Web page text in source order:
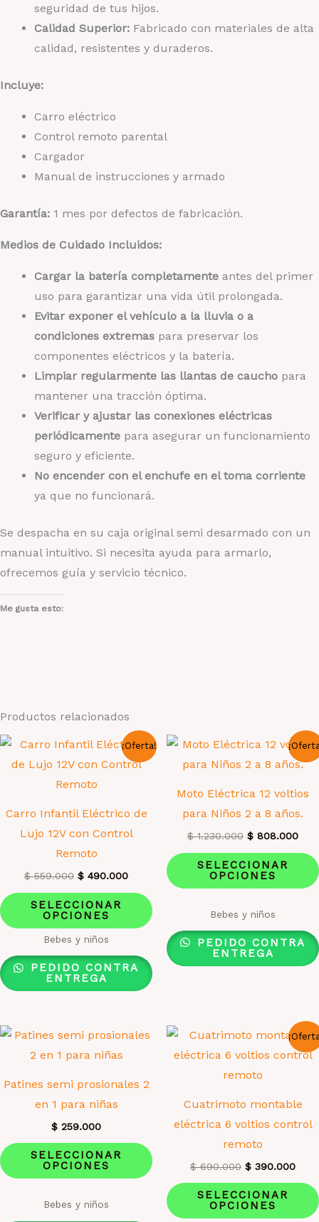
seguridad de tus hijos.
Calidad Superior: Fabricado con materiales de alta
calidad, resistentes y duraderos.
Incluye:
Carro eléctrico
Control remoto parental
Cargador
Manual de instrucciones y armado
Garantía: 1 mes por defectos de fabricación.
Medios de Cuidado Incluidos:
Cargar la batería completamente antes del primer
uso para garantizar una vida útil prolongada.
Evitar exponer el vehículo a la lluvia o a
condiciones extremas para preservar los
componentes eléctricos y la batería.
Limpiar regularmente las llantas de caucho para
mantener una tracción óptima.
Verificar y ajustar las conexiones eléctricas
periódicamente para asegurar un funcionamiento
seguro y eficiente.
No encender con el enchufe en el toma corriente
ya que no funcionará.
Se despacha en su caja original semi desarmado con un
manual intuitivo. Si necesita ayuda para armarlo,
ofrecemos guía y servicio técnico.
Me gusta esto:
Productos relacionados
¡Oferta!
Carro Infantil Eléctrico de
Lujo 12V con Control
Remoto
$559.000 El
original
era:
$ 559.000.
$ 490.000El
actual
$ 490.000.
SELECCIONAR
OPCIONES
producto
tiene
múltiples
variantes.
pueden
de
producto
Bebes y niños
PEDIDO CONTRA
ENTREGA
Moto Eléctrica 12 voltios
para Niños 2 a 8 años.
$1.230.000 El
original
era:
$ 1.230.000.
$ 808.000El
$
SELECCIONAR
OPCIONES
Valorado
3.13
de 5
Bebes y niños
PEDIDO CONTRA
ENTREGA
Patines semi prosionales 2
en 1 para niñas
$ 259.000
SELECCIONAR
OPCIONES
producto
tiene
múltiples
Valorado
Bebes y niños
Cuatrimoto montable
eléctrica 6 voltios control
remoto
$690.000 El
original
era:
$ 690.000.
$ 390.000El
$
SELECCIONAR
OPCIONES